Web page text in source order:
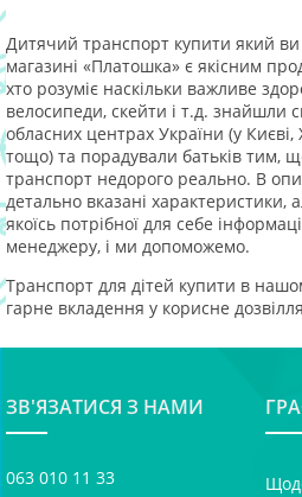
Дитячий транспорт купити який
магазині «Платошка» є якісним
хто розуміє наскільки важливе
велосипеди, скейти і т.д. знайшли
обласних центрах України (у Києві,
тощо) та порадували батьків тим,
транспорт недорого реально. В
детально вказані
якоїсь потрібної для себе
менеджеру, і ми допоможемо.
Транспорт для дітей купити в
гарне вкладення у корисне
ЗВ'ЯЗАТИСЯ З НАМИ
063 010 11 33